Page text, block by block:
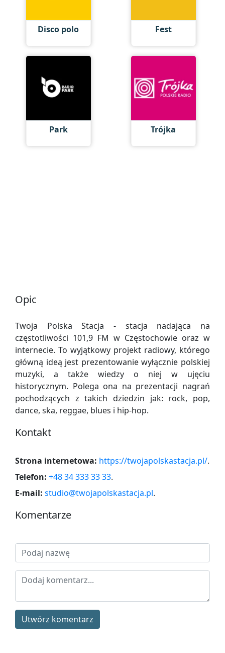
Disco polo Fest
Park Trójka
Opic
Twoja Polska Stacja - stacja nadająca na
częstotliwości 101,9 FM w Częstochowie oraz w
internecie. To wyjątkowy projekt radiowy, którego
główną ideą jest prezentowanie wyłącznie polskiej
muzyki, a także wiedzy o niej w ujęciu
historycznym. Polega ona na prezentacji nagrań
pochodzących z takich dziedzin jak: rock, pop,
dance, ska, reggae, blues i hip-hop.
Kontakt
Strona internetowa: https://twojapolskastacja.pl/.
Telefon: +48 34 333 33 33.
E-mail: studio@twojapolskastacja.pl.
Komentarze
Utwórz komentarz